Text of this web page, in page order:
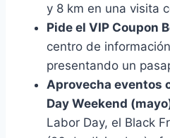
y 8 km en una visita
Pide el VIP Coupon
centro de
presentando un
Aprovecha eventos
Day Weekend
Labor Day, el Black